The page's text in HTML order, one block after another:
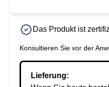
Das Produkt ist
Konsultieren Sie vor der
Lieferung: